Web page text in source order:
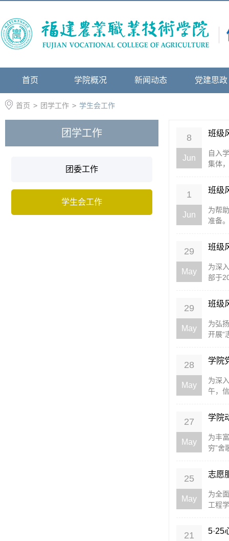
首页 学院概况 新闻动态 党建思政
首页 > 团学工作 > 学生会工作
团学工作
团委工作
学生会工作
8
Jun
班级
自入
集体
1
Jun
班级
为帮
准备
29
May
班级
为深
部于
29
May
班级
为弘
开展“
28
May
学院
为深
午，
27
May
学院
为丰
穷”舍
25
May
志愿
为全
工程
21 5·25